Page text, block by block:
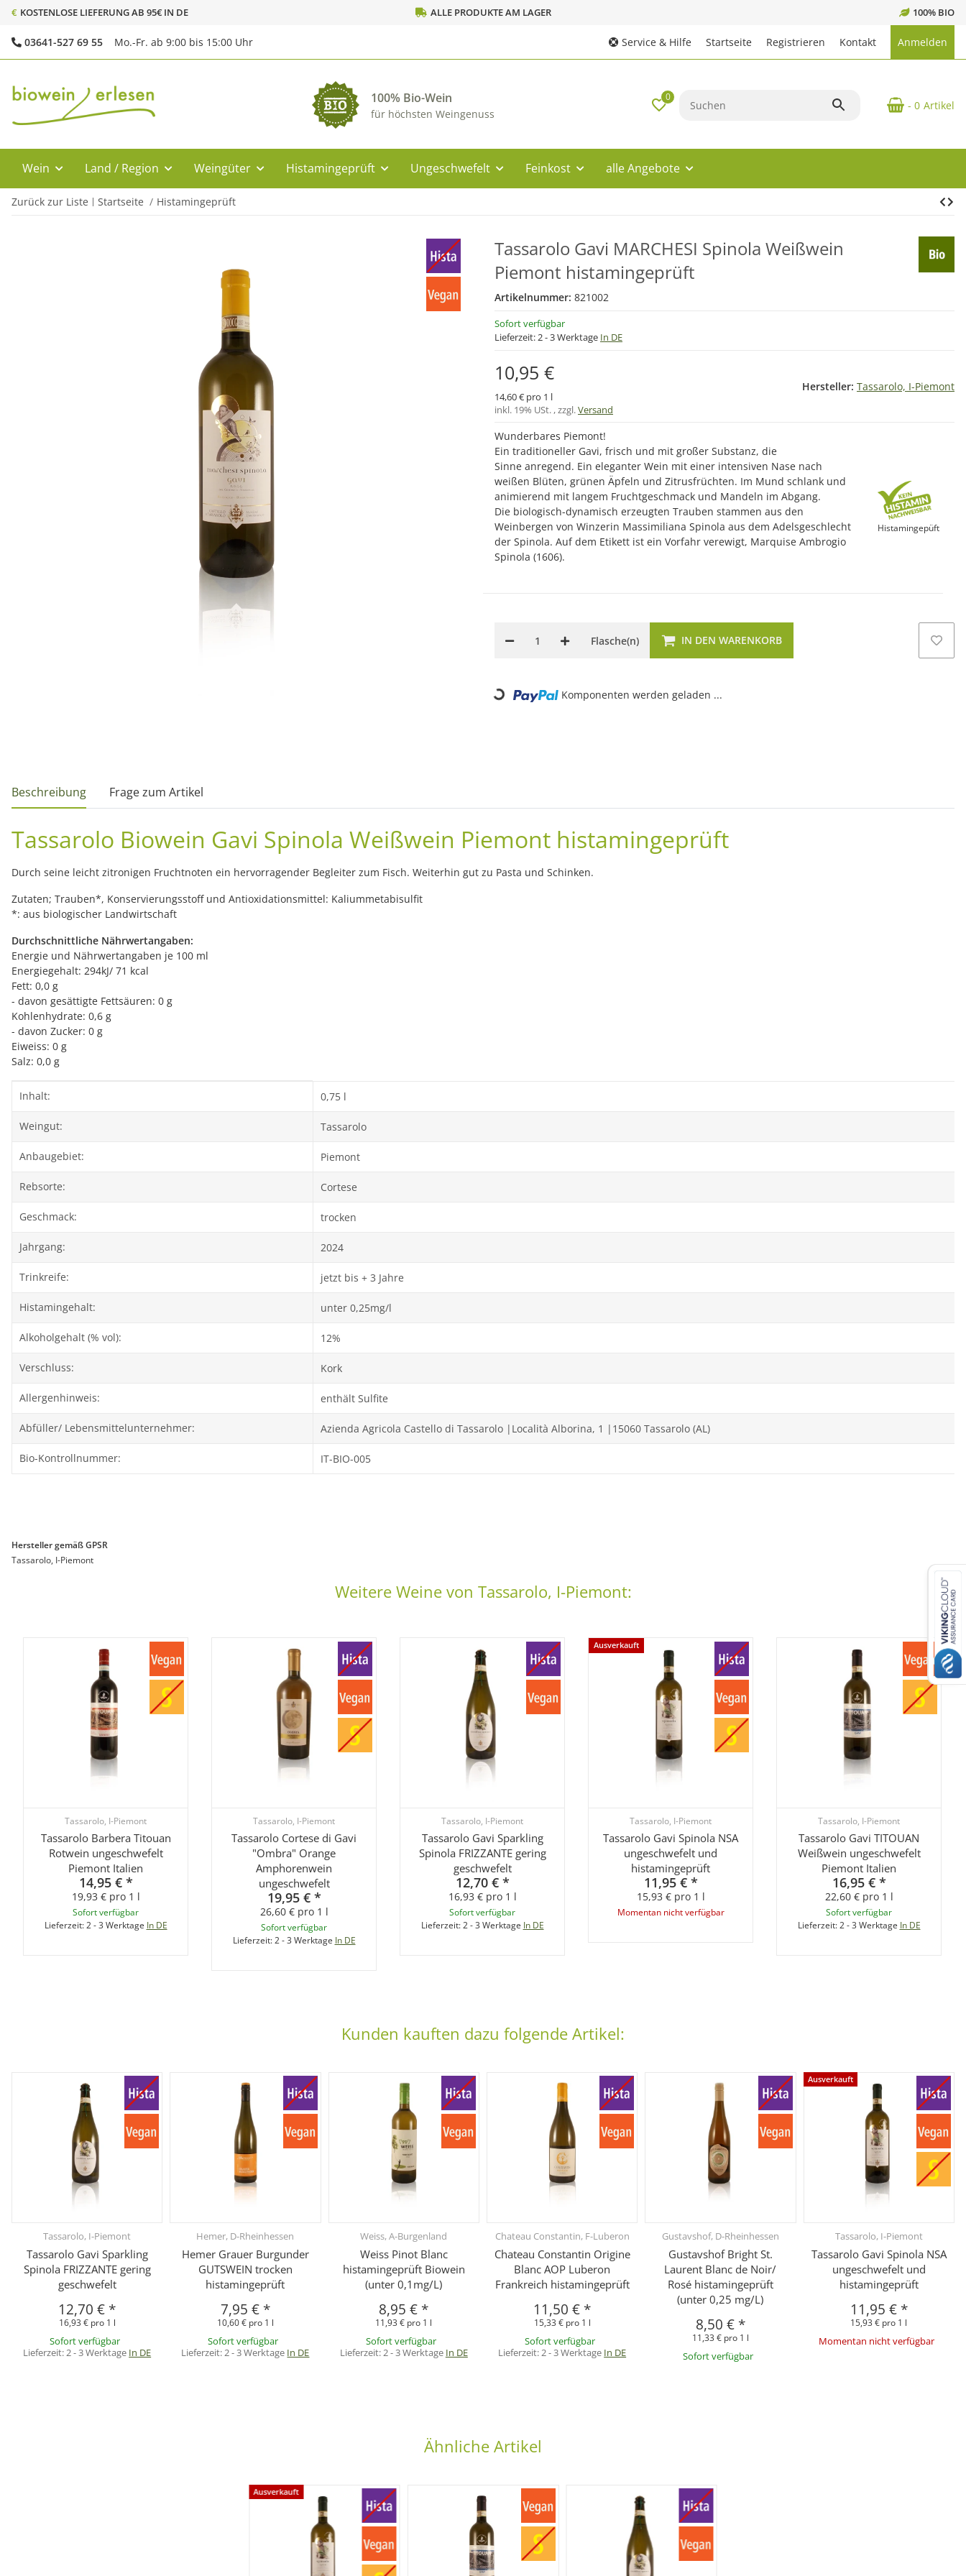
€ KOSTENLOSE LIEFERUNG AB 95€ IN DE ALLE PRODUKTE AM LAGER 100% BIO
03641-527 69 55 Mo.-Fr. ab 9:00 bis 15:00 Uhr Service & Hilfe Startseite Registrieren Kontakt Anmelden
100% Bio-Wein
für höchsten Weingenuss
0
- 0 Artikel
Wein Land / Region Weingüter Histamingeprüft Ungeschwefelt Feinkost alle Angebote
Zurück zur Liste Startseite Histamingeprüft
Tassarolo Gavi MARCHESI Spinola Weißwein
Piemont histamingeprüft
Artikelnummer: 821002
Sofort verfügbar
Lieferzeit:2 - 3 Werktage In DE
10,95 €
14,60 € pro 1 l
inkl. 19% USt. , zzgl.Versand
Hersteller: Tassarolo, I-Piemont
Wunderbares Piemont!
Ein traditioneller Gavi, frisch und mit großer Substanz, die
Sinne anregend. Ein eleganter Wein mit einer intensiven Nase nach
weißen Blüten, grünen Äpfeln und Zitrusfrüchten. Im Mund schlank und
animierend mit langem Fruchtgeschmack und Mandeln im Abgang.
Die biologisch-dynamisch erzeugten Trauben stammen aus den
Weinbergen von Winzerin Massimiliana Spinola aus dem Adelsgeschlecht
der Spinola. Auf dem Etikett ist ein Vorfahr verewigt, Marquise Ambrogio
Spinola (1606).
Histamingepüft
Flasche(n) IN DEN WARENKORB
Loading... Komponenten werden geladen ...
weitere Registerkarten anzeigen
Beschreibung Frage zum Artikel
Tassarolo Biowein Gavi Spinola Weißwein Piemont histamingeprüft
Durch seine leicht zitronigen Fruchtnoten ein hervorragender Begleiter zum Fisch. Weiterhin gut zu Pasta und Schinken.
Zutaten; Trauben*, Konservierungsstoff und Antioxidationsmittel: Kaliummetabisulfit
*: aus biologischer Landwirtschaft
Durchschnittliche Nährwertangaben:
Energie und Nährwertangaben je 100 ml
Energiegehalt: 294kJ/ 71 kcal
Fett: 0,0 g
- davon gesättigte Fettsäuren: 0 g
Kohlenhydrate: 0,6 g
- davon Zucker: 0 g
Eiweiss: 0 g
Salz: 0,0 g
Produkteigenschaft
Wert
Inhalt: 0,75 l
Weingut: Tassarolo
Anbaugebiet: Piemont
Rebsorte: Cortese
Geschmack: trocken
Jahrgang: 2024
Trinkreife: jetzt bis + 3 Jahre
Histamingehalt: unter 0,25mg/l
Alkoholgehalt (% vol): 12%
Verschluss: Kork
Allergenhinweis: enthält Sulfite
Abfüller/ Lebensmittelunternehmer: Azienda Agricola Castello di Tassarolo |Località Alborina, 1 |15060 Tassarolo (AL)
Bio-Kontrollnummer: IT-BIO-005
Hersteller gemäß GPSR
Tassarolo, I-Piemont
Weitere Weine von Tassarolo, I-Piemont:
Tassarolo, I-Piemont
Tassarolo Barbera Titouan
Rotwein ungeschwefelt
Piemont Italien
14,95 € *
19,93 € pro 1 l
Sofort verfügbar
Lieferzeit:2 - 3 Werktage In DE
Tassarolo, I-Piemont
Tassarolo Cortese di Gavi
"Ombra" Orange
Amphorenwein
ungeschwefelt
19,95 € *
26,60 € pro 1 l
Sofort verfügbar
Lieferzeit:2 - 3 Werktage In DE
Tassarolo, I-Piemont
Tassarolo Gavi Sparkling
Spinola FRIZZANTE gering
geschwefelt
12,70 € *
16,93 € pro 1 l
Sofort verfügbar
Lieferzeit:2 - 3 Werktage In DE
Ausverkauft
Tassarolo, I-Piemont
Tassarolo Gavi Spinola NSA
ungeschwefelt und
histamingeprüft
11,95 € *
15,93 € pro 1 l
Momentan nicht verfügbar
Tassarolo, I-Piemont
Tassarolo Gavi TITOUAN
Weißwein ungeschwefelt
Piemont Italien
16,95 € *
22,60 € pro 1 l
Sofort verfügbar
Lieferzeit:2 - 3 Werktage In DE
Kunden kauften dazu folgende Artikel:
Tassarolo, I-Piemont
Tassarolo Gavi Sparkling
Spinola FRIZZANTE gering
geschwefelt
12,70 € *
16,93 € pro 1 l
Sofort verfügbar
Lieferzeit:2 - 3 Werktage In DE
Hemer, D-Rheinhessen
Hemer Grauer Burgunder
GUTSWEIN trocken
histamingeprüft
7,95 € *
10,60 € pro 1 l
Sofort verfügbar
Lieferzeit:2 - 3 Werktage In DE
Weiss, A-Burgenland
Weiss Pinot Blanc
histamingeprüft Biowein
(unter 0,1mg/L)
8,95 € *
11,93 € pro 1 l
Sofort verfügbar
Lieferzeit:2 - 3 Werktage In DE
Chateau Constantin, F-Luberon
Chateau Constantin Origine
Blanc AOP Luberon
Frankreich histamingeprüft
11,50 € *
15,33 € pro 1 l
Sofort verfügbar
Lieferzeit:2 - 3 Werktage In DE
Gustavshof, D-Rheinhessen
Gustavshof Bright St.
Laurent Blanc de Noir/
Rosé histamingeprüft
(unter 0,25 mg/L)
8,50 € *
11,33 € pro 1 l
Sofort verfügbar
Ausverkauft
Tassarolo, I-Piemont
Tassarolo Gavi Spinola NSA
ungeschwefelt und
histamingeprüft
11,95 € *
15,93 € pro 1 l
Momentan nicht verfügbar
Ähnliche Artikel
Ausverkauft